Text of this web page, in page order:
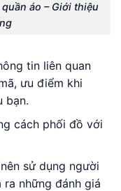
áo – Giới thiệu
tin liên quan
ưu điểm khi
bạn.
cách phối đồ với
sử dụng người
những đánh giá